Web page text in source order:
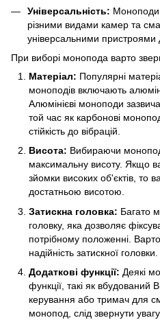
Універсальність: Моноподи
різними видами камер та
універсальними пристроями
При виборі монопода варто
Матеріал: Популярні
моноподів включають
Алюмінієві моноподи
той час як карбонові
стійкість до вібрацій.
Висота: Вибираючи
максимальну висоту. Якщо
зйомки високих об'єктів, то
достатньою висотою.
Затискна головка: Багато
головку, яка дозволяє
потрібному положенні.
надійність затискної головки.
Додаткові функції: Деякі
функції, такі як вбудований
керування або тримач для
монопод, слід звернути